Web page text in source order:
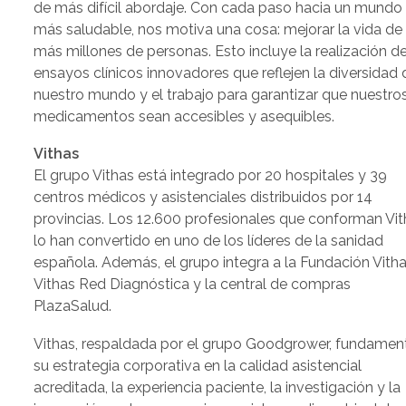
de más difícil abordaje. Con cada paso hacia un mundo
más saludable, nos motiva una cosa: mejorar la vida de
más millones de personas. Esto incluye la realización
ensayos clínicos innovadores que reflejen la diversidad
nuestro mundo y el trabajo para garantizar que
medicamentos sean accesibles y asequibles.
Vithas
El grupo Vithas está integrado por 20 hospitales y 39
centros médicos y asistenciales distribuidos por 14
provincias. Los 12.600 profesionales que conforman
lo han convertido en uno de los líderes de la sanidad
española. Además, el grupo integra a la Fundación
Vithas Red Diagnóstica y la central de compras
PlazaSalud.
Vithas, respaldada por el grupo Goodgrower,
su estrategia corporativa en la calidad asistencial
acreditada, la experiencia paciente, la investigación y la